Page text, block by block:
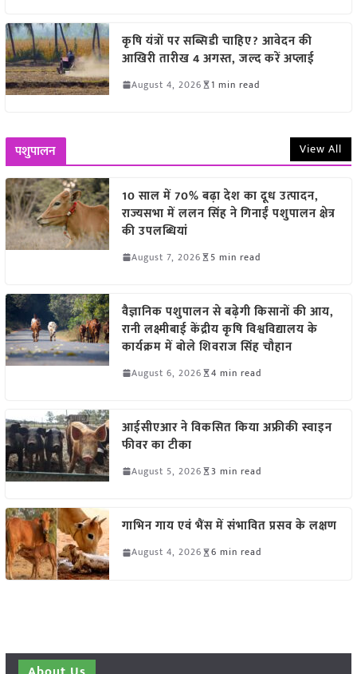
कृषि यंत्रों पर सब्सिडी चाहिए? आवेदन की
आखिरी तारीख 4 अगस्त, जल्द करें अप्लाई
August 4, 2026 1 min read
पशुपालन View All
10 साल में 70% बढ़ा देश का दूध उत्पादन,
राज्यसभा में ललन सिंह ने गिनाईं पशुपालन क्षेत्र
की उपलब्धियां
August 7, 2026 5 min read
वैज्ञानिक पशुपालन से बढ़ेगी किसानों की आय,
रानी लक्ष्मीबाई केंद्रीय कृषि विश्वविद्यालय के
कार्यक्रम में बोले शिवराज सिंह चौहान
August 6, 2026 4 min read
आईसीएआर ने विकसित किया अफ्रीकी स्वाइन
फीवर का टीका
August 5, 2026 3 min read
गाभिन गाय एवं भैंस में संभावित प्रसव के लक्षण
August 4, 2026 6 min read